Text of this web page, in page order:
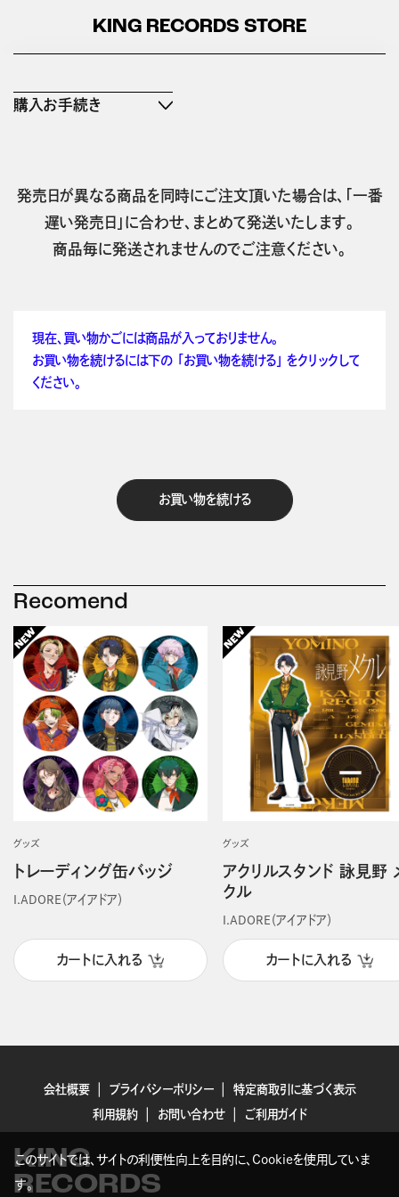
KING RECORDS STORE
購入お手続き
発売日が異なる商品を同時にご注文頂いた場合は、「一番
遅い発売日」に合わせ、まとめて発送いたします。
商品毎に発送されませんのでご注意ください。
現在、買い物かごには商品が入っておりません。
お買い物を続けるには下の 「お買い物を続ける」 をクリックして
ください。
お買い物を続ける
Recomend
グッズ
トレーディング缶バッジ
I.ADORE（アイアドア）
カートに入れる
グッズ
アクリルスタンド 詠見野
クル
I.ADORE（アイアドア）
カートに入れる
会社概要 プライバシーポリシー
特定商取引に基づく表示
利用規約
お問い合わせ ご利用ガイド
KING
RECORDS
このサイトでは、サイトの利便性向上を目的に、Cookieを使用していま
す。